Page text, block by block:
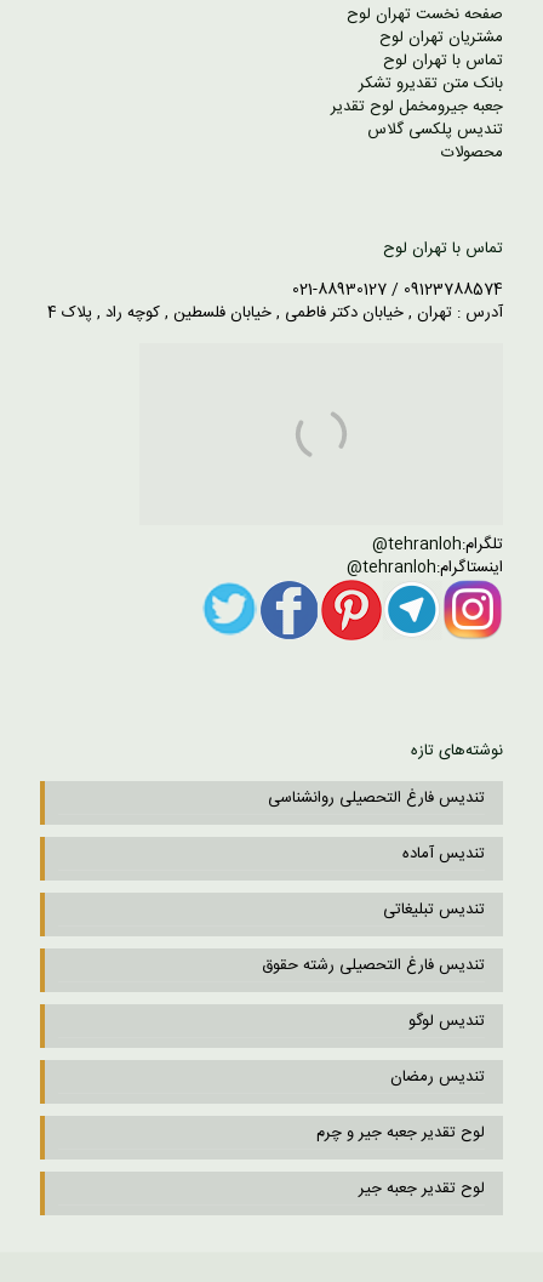
صفحه نخست تهران لوح
مشتریان تهران لوح
تماس با تهران لوح
بانک متن تقدیرو تشکر
جعبه جیرومخمل لوح تقدیر
تندیس پلکسی گلاس
محصولات
تماس با تهران لوح
09123788574 / 021-88930127
آدرس : تهران , خیابان دکتر فاطمی , خیابان فلسطین , کوچه راد , پلاک 4
تلگرام:tehranloh@
اینستاگرام:tehranloh@
نوشته‌های تازه
تندیس فارغ التحصیلی روانشناسی
تندیس آماده
تندیس تبلیغاتی
تندیس فارغ التحصیلی رشته حقوق
تندیس لوگو
تندیس رمضان
لوح تقدیر جعبه جیر و چرم
لوح تقدیر جعبه جیر